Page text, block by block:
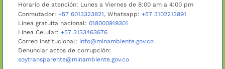
Horario de atención: Lunes a Viernes de 8:00 am a 4:00 pm
Conmutador: +57 6013323821, Whatsapp: +57 3102213891
Línea gratuita nacional: 018000919301
Línea Celular: +57 3133463676
Correo institucional: info@minambiente.gov.co
Denunciar actos de corrupción:
soytransparente@minambiente.gov.co